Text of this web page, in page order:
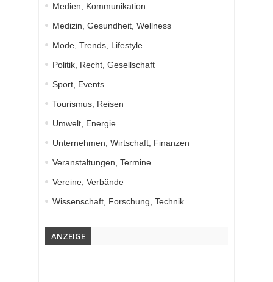
Medien, Kommunikation
Medizin, Gesundheit, Wellness
Mode, Trends, Lifestyle
Politik, Recht, Gesellschaft
Sport, Events
Tourismus, Reisen
Umwelt, Energie
Unternehmen, Wirtschaft, Finanzen
Veranstaltungen, Termine
Vereine, Verbände
Wissenschaft, Forschung, Technik
ANZEIGE